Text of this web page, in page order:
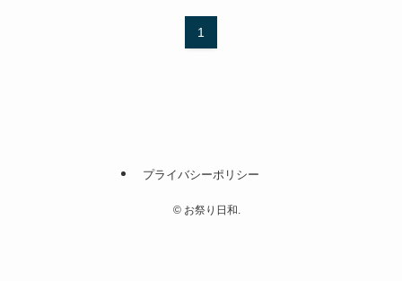
1
プライバシーポリシー
©お祭り日和.